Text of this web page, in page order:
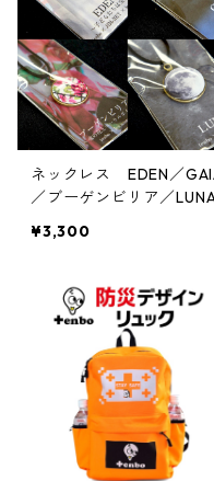
ネックレス EDEN／
／ブーゲンビリア／
¥3,300